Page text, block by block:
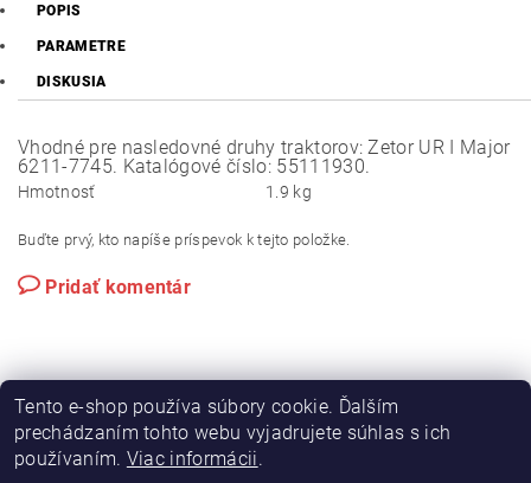
POPIS
PARAMETRE
DISKUSIA
Vhodné pre nasledovné druhy traktorov: Zetor UR I Major
6211-7745. Katalógové číslo: 55111930.
Hmotnosť 1.9 kg
Buďte prvý, kto napíše príspevok k tejto položke.
Pridať komentár
Výroba hydraulických hadíc
Tento e-shop používa súbory cookie. Ďalším
prechádzaním tohto webu vyjadrujete súhlas s ich
používaním. Viac informácii.